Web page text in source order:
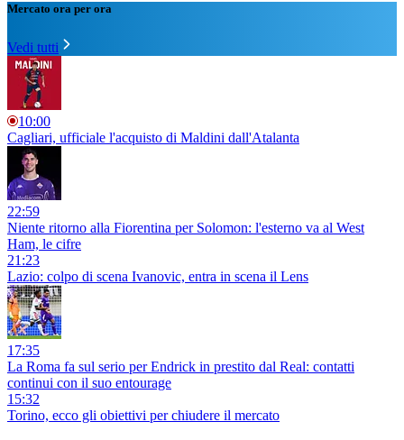
Mercato ora per ora
Vedi tutti
10:00
Cagliari, ufficiale l'acquisto di Maldini dall'Atalanta
22:59
Niente ritorno alla Fiorentina per Solomon: l'esterno va al West
Ham, le cifre
21:23
Lazio: colpo di scena Ivanovic, entra in scena il Lens
17:35
La Roma fa sul serio per Endrick in prestito dal Real: contatti
continui con il suo entourage
15:32
Torino, ecco gli obiettivi per chiudere il mercato